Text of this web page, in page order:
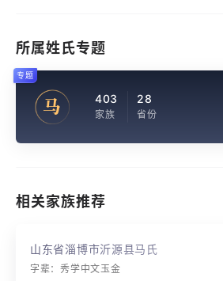
所属姓氏专题
马 403
家族
28
省份
专题
相关家族推荐
山东省淄博市沂源县马氏
字辈：秀学中文玉金